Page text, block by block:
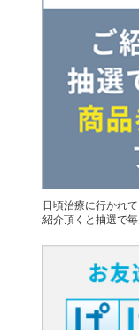
日頃治療に行かれ
紹介頂くと抽選で